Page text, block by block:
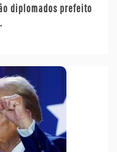
diplomados prefeito